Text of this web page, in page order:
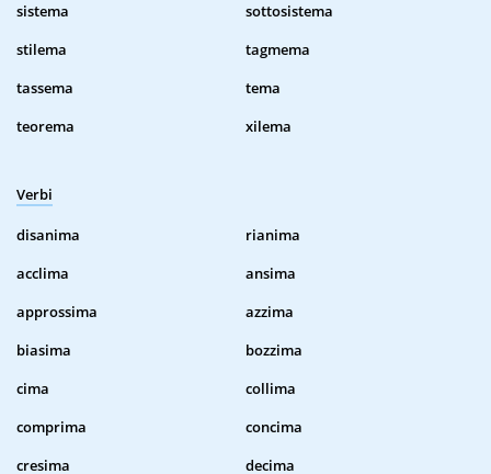
sistema
sottosistema
stilema
tagmema
tassema
tema
teorema
xilema
Verbi
disanima
rianima
acclima
ansima
approssima
azzima
biasima
bozzima
cima
collima
comprima
concima
cresima
decima